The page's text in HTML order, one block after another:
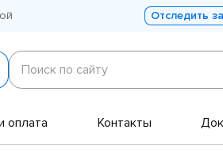
Отследить
Поиск
по
сайту
Поиск по сайту
оплата Контакты